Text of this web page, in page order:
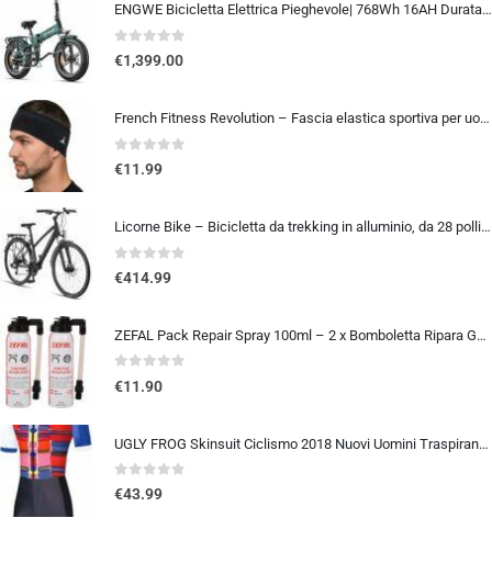
ENGWE Bicicletta Elettrica Pieghevole| 768Wh 16AH Durata 110KM| 20″×4.0″ Fat Tire|Sensore di Coppia| Sospensione Completa| 8 Velocità| ENGINE Pro 2.0
0out of 5
€1,399.00
French Fitness Revolution – Fascia elastica sportiva per uomini e donne – corsa, ciclismo, basket, yoga, fitness – fascia per
0out of 5
€11.99
Licorne Bike – Bicicletta da trekking in alluminio, da 28 pollici, con cambio a 21 marce, freno a disco, mountain bike, bici
0out of 5
€414.99
ZEFAL Pack Repair Spray 100ml – 2 x Bomboletta Ripara Gomme Bici – Gonfia e Ripara Bici – Schrader, Presta e Dunlop – 2 botti
0out of 5
€11.90
UGLY FROG Skinsuit Ciclismo 2018 Nuovi Uomini Traspirante Primavera Estate A Maniche Corta Ciclismo Body All’aperto Sports…
0out of 5
€43.99